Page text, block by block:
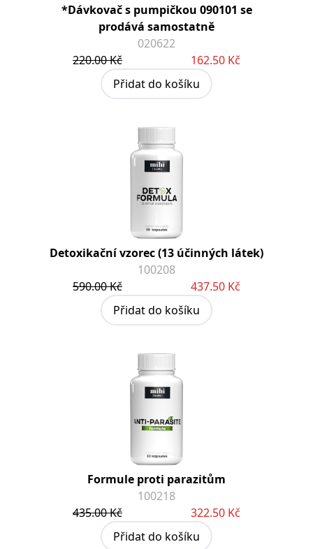
*Dávkovač s pumpičkou 090101 se
prodává samostatně
020622
220.00 Kč
162.50 Kč
Přidat do košíku
Detoxikační vzorec (13 účinných látek)
100208
590.00 Kč
437.50 Kč
Přidat do košíku
Formule proti parazitům
100218
435.00 Kč
322.50 Kč
Přidat do košíku